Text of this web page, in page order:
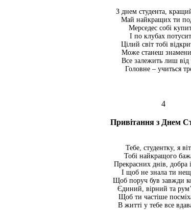
З днем студента,
Май найкращих ти
Мерседес собі
І по клубах
Цілий світ тобі
Може станеш
Все залежить лиш від
Головне – учиться
4
Привітання з Днем
Тебе, студентку, я
Тобі найкращого
Прекрасних днів, добра
І щоб не знала ти
Щоб поруч був завжди
Єдиний, вірний та
Щоб ти частіше
В житті у тебе все